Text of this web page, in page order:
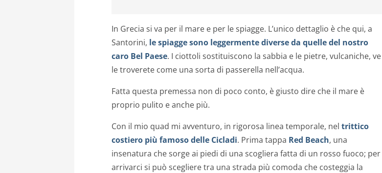
In Grecia si va per il mare e per le spiagge. L’unico dettaglio è che qui, a
Santorini, le spiagge sono leggermente diverse da quelle del nostro
caro Bel Paese. I ciottoli sostituiscono la sabbia e le pietre, vulcaniche, ve
le troverete come una sorta di passerella nell’acqua.
Fatta questa premessa non di poco conto, è giusto dire che il mare è
proprio pulito e anche più.
Con il mio quad mi avventuro, in rigorosa linea temporale, nel trittico
costiero più famoso delle Cicladi. Prima tappa Red Beach, una
insenatura che sorge ai piedi di una scogliera fatta di un rosso fuoco; per
arrivarci si può scegliere tra una strada più comoda che costeggia la